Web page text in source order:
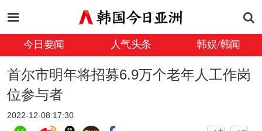
今日要闻 人气头条 韩娱/韩闻
首尔市明年将招募6.9万个老年人工作岗
位参与者
2022-12-08 17:30